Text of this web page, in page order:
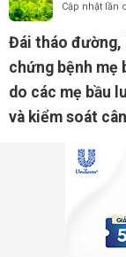
Cập nhật lần
Đái tháo đường,
chứng bệnh mẹ
do các mẹ bầu
và kiểm soát